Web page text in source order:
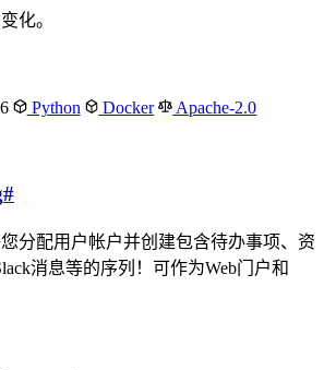
化。
Python Docker Apache-2.0
#
分配用户帐户并创建包含待办事项、资
消息等的序列！可作为Web门户和